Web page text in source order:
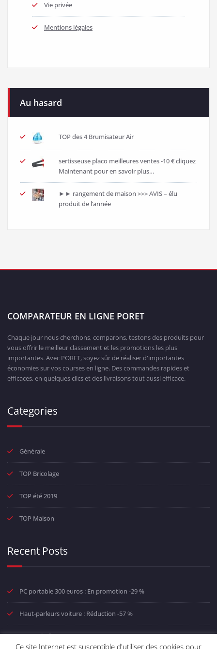
Vie privée
Mentions légales
Au hasard
TOP des 4 Brumisateur Air
sertisseuse placo meilleures ventes -10 € cliquez
Maintenant pour en savoir plus…
►► rangement de maison >>> AVIS – élu
produit de l’année
COMPARATEUR EN LIGNE PORET
Chaque jour nous cherchons, comparons, testons des produits pour
vous offrir le meilleur classement et les promotions les plus
importantes. Avec PORET, soyez sûr de réaliser d'importantes
économies sur vos courses en ligne. Des commandes rapides et
efficaces, en quelques clics et des livraisons tout aussi efficace.
Categories
Générale
TOP Bricolage
TOP été 2019
TOP Maison
Recent Posts
PC portable 300 euros : En promotion -29 %
Haut-parleurs voiture : Réduction -57 %
MP4 Avis des consommateurs
Ce site Internet est susceptible d'utiliser des cookies pour